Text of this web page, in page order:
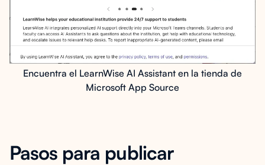
Encuentra el LearnWise AI Assistant en la tienda de
Microsoft App Source
Pasos para publicar